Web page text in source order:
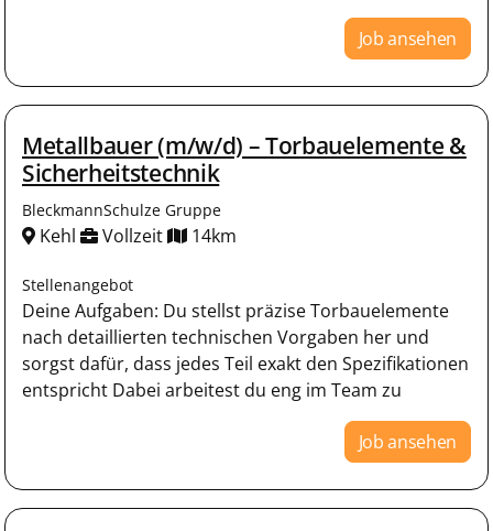
Job ansehen
Metallbauer (m/w/d) – Torbauelemente &
Sicherheitstechnik
BleckmannSchulze Gruppe
Kehl Vollzeit 14km
Stellenangebot
Deine Aufgaben: Du stellst präzise Torbauelemente
nach detaillierten technischen Vorgaben her und
sorgst dafür, dass jedes Teil exakt den Spezifikationen
entspricht Dabei arbeitest du eng im Team zu
Job ansehen